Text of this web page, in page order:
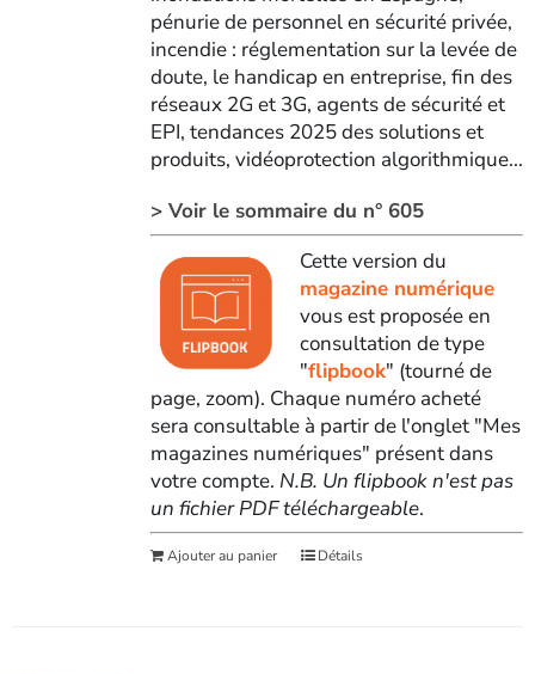
pénurie de personnel en sécurité privée,
incendie : réglementation sur la levée de
doute, le handicap en entreprise, fin des
réseaux 2G et 3G, agents de sécurité et
EPI, tendances 2025 des solutions et
produits, vidéoprotection algorithmique...
> Voir le sommaire du n° 605
Cette version du
magazine numérique
vous est proposée en
consultation de type
"flipbook" (tourné de
page, zoom). Chaque numéro acheté
sera consultable à partir de l'onglet "Mes
magazines numériques" présent dans
votre compte. N.B. Un flipbook n'est pas
un fichier PDF téléchargeable.
Ajouter au panier Détails